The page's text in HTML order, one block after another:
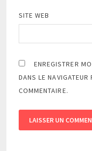
SITE WEB
ENREGISTRER
DANS LE
COMMENTAIRE.